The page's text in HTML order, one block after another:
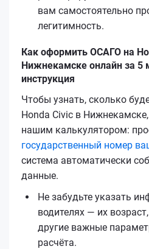
вам самостоятельно
легитимность.
Как оформить ОСАГО на
Нижнекамске онлайн за 5
инструкция
Чтобы узнать, сколько
Honda Civic в
нашим калькулятором:
государственный номер
система автоматически
данные.
Не забудьте указать
водителях — их
другие важные
расчёта.